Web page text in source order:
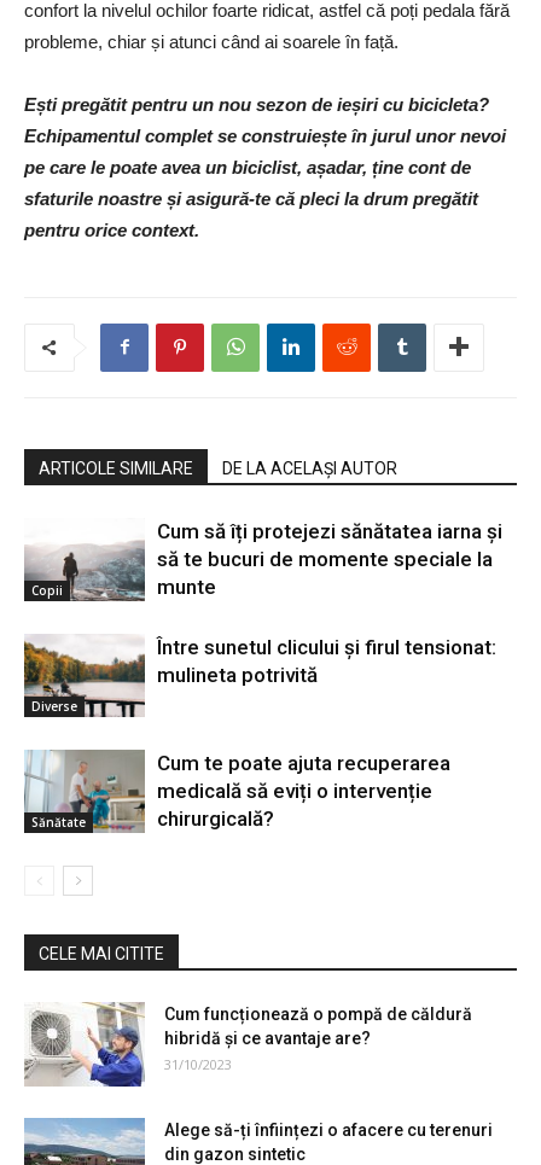
confort la nivelul ochilor foarte ridicat, astfel că poți pedala fără
probleme, chiar și atunci când ai soarele în față.
Ești pregătit pentru un nou sezon de ieșiri cu bicicleta?
Echipamentul complet se construiește în jurul unor nevoi
pe care le poate avea un biciclist, așadar, ține cont de
sfaturile noastre și asigură-te că pleci la drum pregătit
pentru orice context.
ARTICOLE SIMILARE DE LA ACELAȘI AUTOR
Copii
Cum să îți protejezi sănătatea iarna și
să te bucuri de momente speciale la
munte
Diverse
Între sunetul clicului și firul tensionat:
mulineta potrivită
Sănătate
Cum te poate ajuta recuperarea
medicală să eviți o intervenție
chirurgicală?
CELE MAI CITITE
Cum funcționează o pompă de căldură
hibridă și ce avantaje are?
31/10/2023
Alege să-ți înființezi o afacere cu terenuri
din gazon sintetic